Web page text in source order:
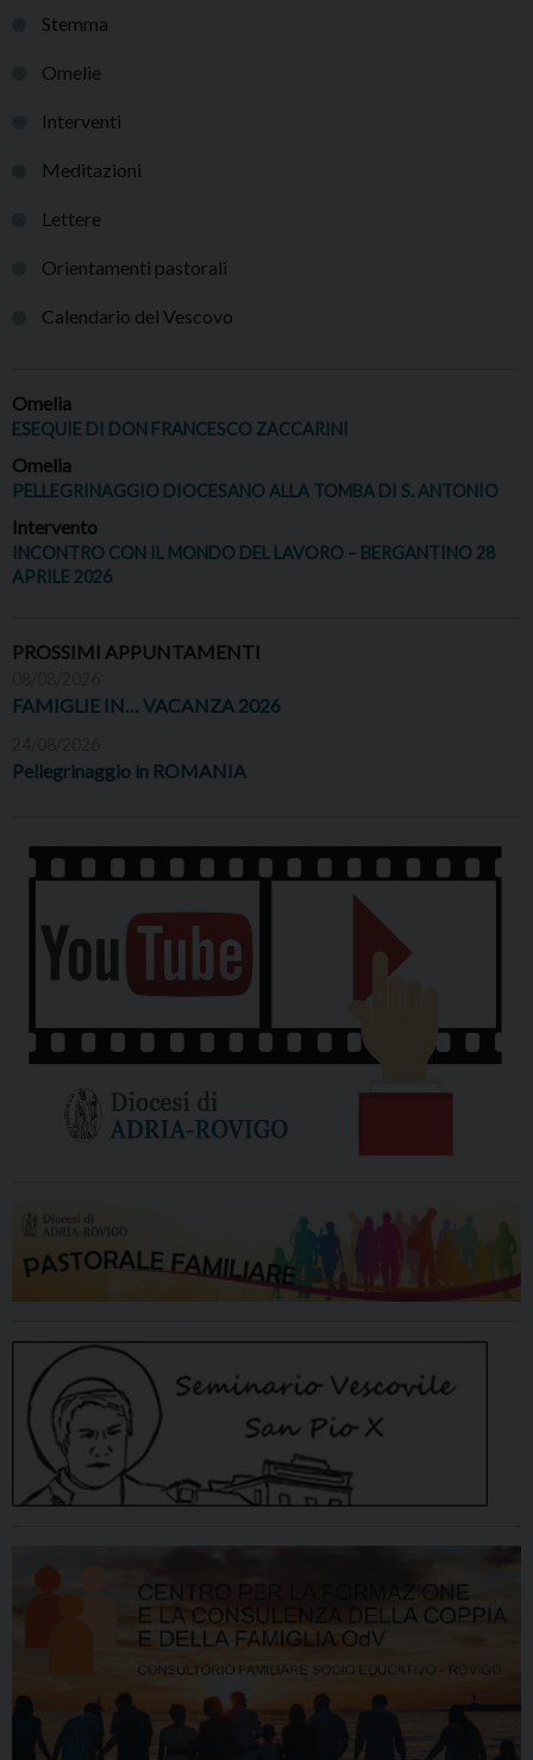
Stemma
Omelie
Interventi
Meditazioni
Lettere
Orientamenti pastorali
Calendario del Vescovo
Omelia
ESEQUIE DI DON FRANCESCO ZACCARINI
Omelia
PELLEGRINAGGIO DIOCESANO ALLA TOMBA DI S. ANTONIO
Intervento
INCONTRO CON IL MONDO DEL LAVORO – BERGANTINO 28
APRILE 2026
PROSSIMI APPUNTAMENTI
FAMIGLIE IN… VACANZA 2026
Pellegrinaggio in ROMANIA